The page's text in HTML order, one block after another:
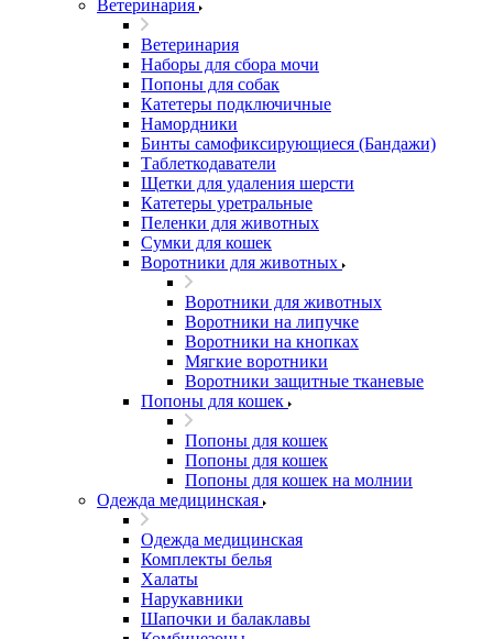
Ветеринария
Ветеринария
Наборы для сбора мочи
Попоны для собак
Катетеры подключичные
Намордники
Бинты самофиксирующиеся (Бандажи)
Таблеткодаватели
Щетки для удаления шерсти
Катетеры уретральные
Пеленки для животных
Сумки для кошек
Воротники для животных
Воротники для животных
Воротники на липучке
Воротники на кнопках
Мягкие воротники
Воротники защитные тканевые
Попоны для кошек
Попоны для кошек
Попоны для кошек
Попоны для кошек на молнии
Одежда медицинская
Одежда медицинская
Комплекты белья
Халаты
Нарукавники
Шапочки и балаклавы